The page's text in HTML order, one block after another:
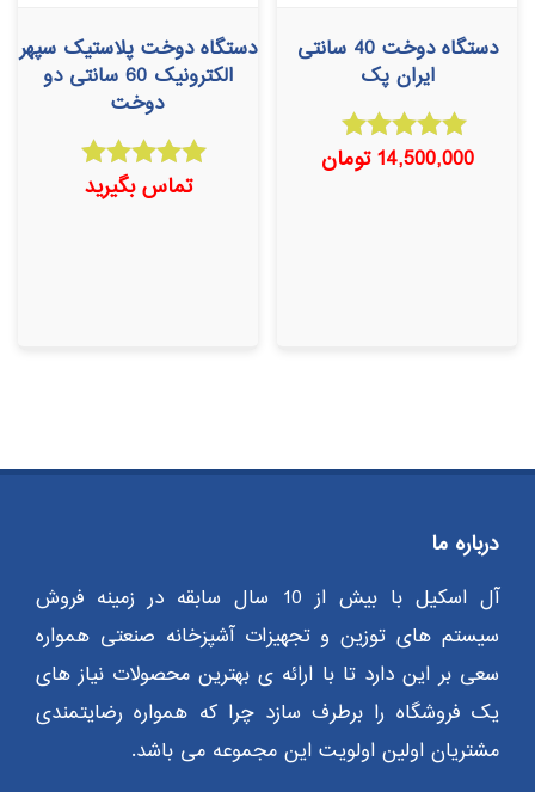
دستگاه دوخت 40 سانتی
ایران پک
امتیاز
5.00
14,500,000تومان
دستگاه دوخت پلاستیک سپهر
الکترونیک 60 سانتی دو
دوخت
امتیاز
5.00
تماس بگیرید
درباره ما
آل اسکیل با بیش از 10 سال سابقه در زمینه فروش
سیستم های توزین و تجهیزات آشپزخانه صنعتی همواره
سعی بر این دارد تا با ارائه ی بهترین محصولات نیاز های
یک فروشگاه را برطرف سازد چرا که همواره رضایتمندی
مشتریان اولین اولویت این مجموعه می باشد.